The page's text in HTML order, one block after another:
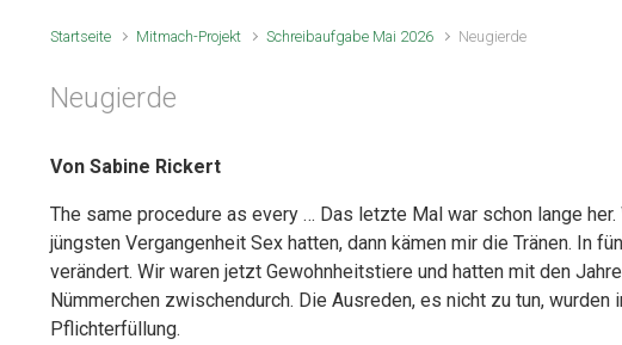
Startseite Mitmach-Projekt Schreibaufgabe Mai 2026 Neugierde
Neugierde
Von Sabine Rickert
The same procedure as every … Das letzte Mal war schon lange
jüngsten Vergangenheit Sex hatten, dann kämen mir die Tränen. In
verändert. Wir waren jetzt Gewohnheitstiere und hatten mit den
Nümmerchen zwischendurch. Die Ausreden, es nicht zu tun,
Pflichterfüllung.